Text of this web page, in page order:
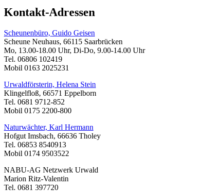
Kontakt-Adressen
Scheunenbüro, Guido Geisen
Scheune Neuhaus, 66115 Saarbrücken
Mo, 13.00-18.00 Uhr, Di-Do, 9.00-14.00 Uhr
Tel. 06806 102419
Mobil 0163 2025231
Urwaldförsterin, Helena Stein
Klingelfloß, 66571 Eppelborn
Tel. 0681 9712-852
Mobil 0175 2200-800
Naturwächter, Karl Hermann
Hofgut Imsbach, 66636 Tholey
Tel. 06853 8540913
Mobil 0174 9503522
NABU-AG Netzwerk Urwald
Marion Ritz-Valentin
Tel. 0681 397720